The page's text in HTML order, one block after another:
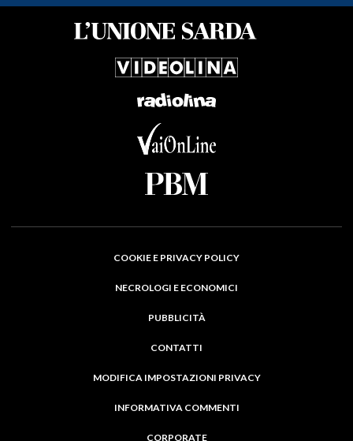
COOKIE E PRIVACY POLICY
NECROLOGI E ECONOMICI
PUBBLICITÀ
CONTATTI
MODIFICA IMPOSTAZIONI PRIVACY
INFORMATIVA COMMENTI
CORPORATE